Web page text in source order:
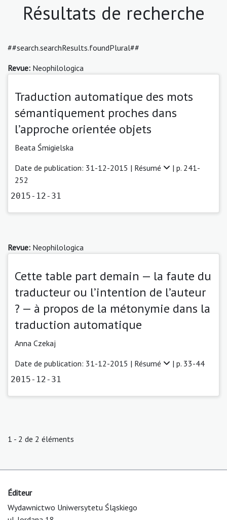
Résultats de recherche
##search.searchResults.foundPlural##
Revue: Neophilologica
Traduction automatique des mots
sémantiquement proches dans
l’approche orientée objets
Beata Śmigielska
Date de publication: 31-12-2015 | Résumé
| p. 241-
252
2015-12-31
Revue: Neophilologica
Cette table part demain — la faute du
traducteur ou l’intention de l’auteur
? — à propos de la métonymie dans la
traduction automatique
Anna Czekaj
Date de publication: 31-12-2015 | Résumé | p. 33-44
2015-12-31
1 - 2 de 2 éléments
Éditeur
Wydawnictwo Uniwersytetu Śląskiego